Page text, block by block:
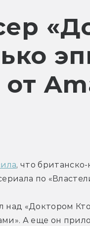
от
, что
по
над «Доктором
А еще он